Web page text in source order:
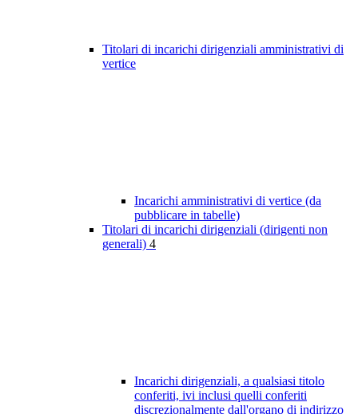
Titolari di incarichi dirigenziali amministrativi di
vertice
Incarichi amministrativi di vertice (da
pubblicare in tabelle)
Titolari di incarichi dirigenziali (dirigenti non
generali) 4
Incarichi dirigenziali, a qualsiasi titolo
conferiti, ivi inclusi quelli conferiti
discrezionalmente dall'organo di indirizzo